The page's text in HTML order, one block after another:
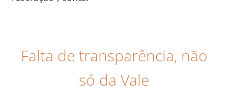
Falta de transparência, não
só da Vale